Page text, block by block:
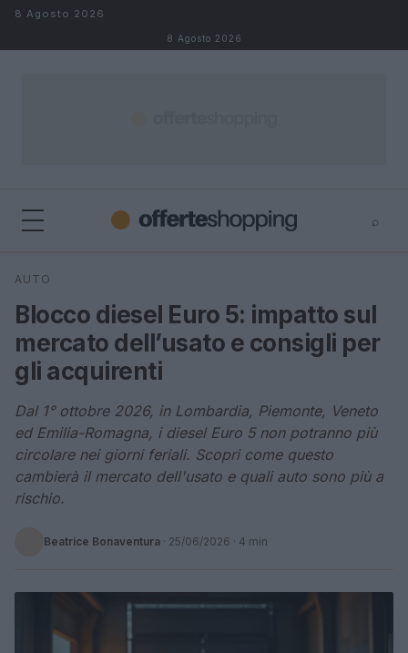
Salta al contenuto
8 Agosto 2026
8 Agosto 2026
⌕
Cerca
AUTO
Blocco diesel Euro 5: impatto sul
mercato dell’usato e consigli per
gli acquirenti
Dal 1° ottobre 2026, in Lombardia, Piemonte, Veneto
ed Emilia-Romagna, i diesel Euro 5 non potranno più
circolare nei giorni feriali. Scopri come questo
cambierà il mercato dell'usato e quali auto sono più a
rischio.
Beatrice Bonaventura · 25/06/2026 · 4 min